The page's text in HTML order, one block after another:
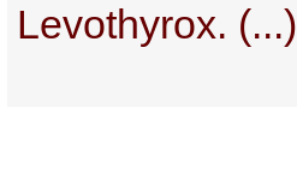
Levothyrox. (...)